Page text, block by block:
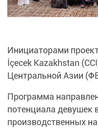
Инициаторами
İçecek Kazakhstan
Центральной Азии
Программа
потенциала девушек
производственных